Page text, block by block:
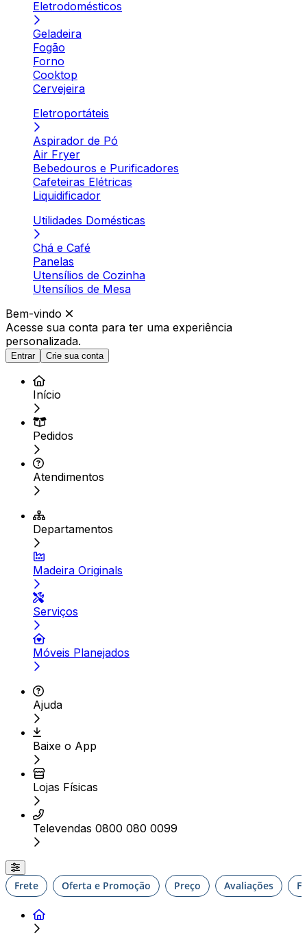
Eletrodomésticos
Geladeira
Fogão
Forno
Cooktop
Cervejeira
Eletroportáteis
Aspirador de Pó
Air Fryer
Bebedouros e Purificadores
Cafeteiras Elétricas
Liquidificador
Utilidades Domésticas
Chá e Café
Panelas
Utensílios de Cozinha
Utensílios de Mesa
Bem-vindo
Acesse sua conta para ter uma experiência
personalizada.
Entrar Crie sua conta
Início
Pedidos
Atendimentos
Departamentos
Madeira Originals
Serviços
Móveis Planejados
Ajuda
Baixe o App
Lojas Físicas
Televendas 0800 080 0099
Frete Oferta e Promoção Preço Avaliações